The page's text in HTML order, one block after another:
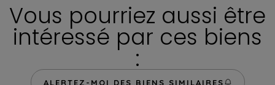
Vous pourriez aussi être
intéressé par ces biens
:
ALERTEZ-MOI DES BIENS SIMILAIRES